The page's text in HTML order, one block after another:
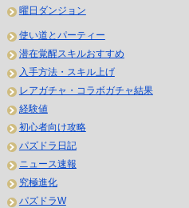
曜日ダンジョン
使い道とパーティー
潜在覚醒スキルおすすめ
入手方法・スキル上げ
レアガチャ・コラボガチャ結果
経験値
初心者向け攻略
パズドラ日記
ニュース速報
究極進化
パズドラW